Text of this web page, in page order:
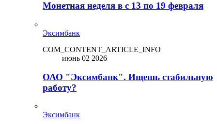
Монетная неделя в с 13 по 19 февраля
Эксимбанк
COM_CONTENT_ARTICLE_INFO
июнь 02 2026
ОАО "Эксимбанк". Ищешь стабильную
работу?
Эксимбанк